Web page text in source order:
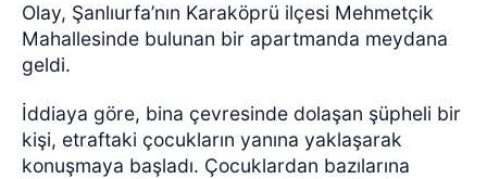
Olay, Şanlıurfa’nın Karaköprü ilçesi Mehmetçik
Mahallesinde bulunan bir apartmanda meydana
geldi.
İddiaya göre, bina çevresinde dolaşan şüpheli bir
kişi, etraftaki çocukların yanına yaklaşarak
konuşmaya başladı. Çocuklardan bazılarına